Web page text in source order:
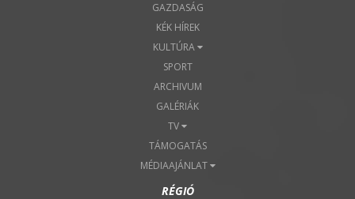
GAZDASÁG
KÉK HÍREK
KULTÚRA
SPORT
ARCHIVUM
GALÉRIÁK
TV
TÁMOGATÁS
MÉDIAAJÁNLAT
RÉGIÓ